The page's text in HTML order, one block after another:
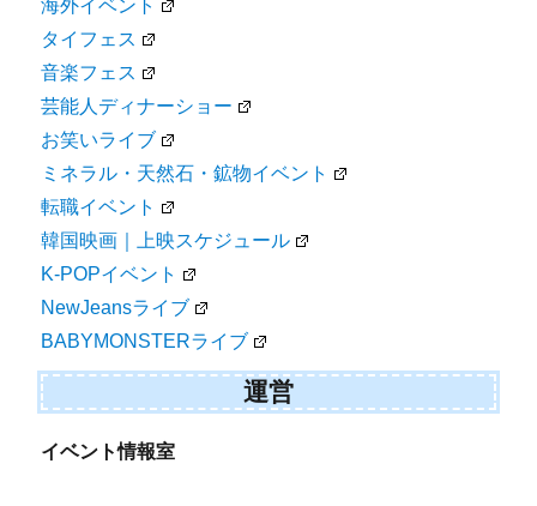
海外イベント
タイフェス
音楽フェス
芸能人ディナーショー
お笑いライブ
ミネラル・天然石・鉱物イベント
転職イベント
韓国映画｜上映スケジュール
K-POPイベント
NewJeansライブ
BABYMONSTERライブ
運営
イベント情報室